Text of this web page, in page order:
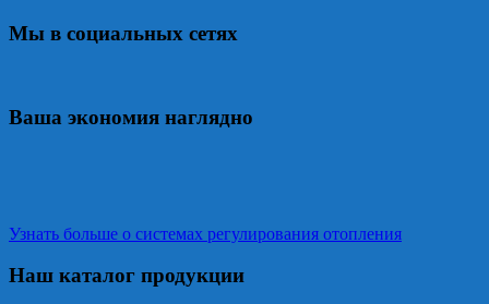
Мы в социальных сетях
Ваша экономия наглядно
Узнать больше о системах регулирования отопления
Наш каталог продукции